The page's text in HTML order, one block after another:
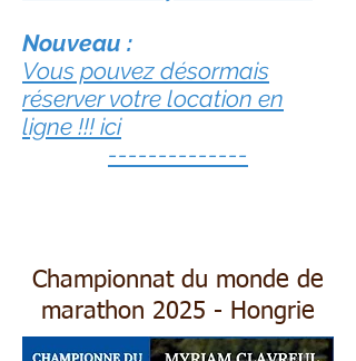
Nouveau :
Vous pouvez désormais
réserver votre location en
ligne !!! ici
​--------------
Championnat du monde de
marathon 2025 - Hongrie